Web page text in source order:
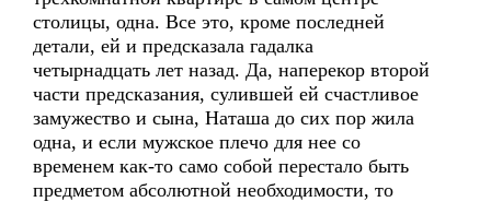
столицы, одна. Все это, кроме последней
детали, ей и предсказала гадалка
четырнадцать лет назад. Да, наперекор второй
части предсказания, сулившей ей счастливое
замужество и сына, Наташа до сих пор жила
одна, и если мужское плечо для нее со
временем как-то само собой перестало быть
предметом абсолютной необходимости, то